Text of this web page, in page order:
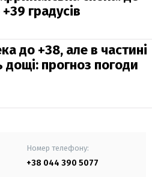
градусів
до +38, але в частині
прогноз погоди
Номер телефону:
+38 044 390 5077